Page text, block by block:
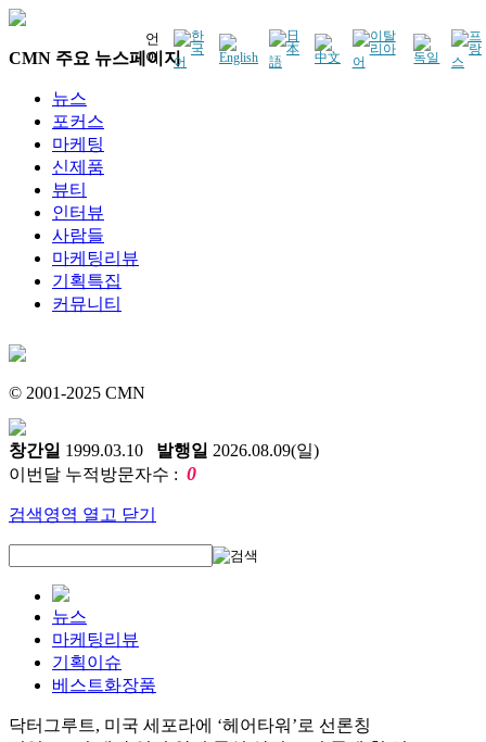
언
어
CMN 주요 뉴스페이지
뉴스
포커스
마케팅
신제품
뷰티
인터뷰
사람들
마케팅리뷰
기획특집
커뮤니티
© 2001-2025 CMN
창간일 1999.03.10 발행일 2026.08.09(일)
이번달 누적방문자수 : 0
검색영역 열고 닫기
뉴스
마케팅리뷰
기획이슈
베스트화장품
닥터그루트, 미국 세포라에 ‘헤어타워’로 선론칭